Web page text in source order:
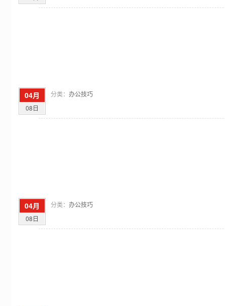
04月
08日
分类： 办公技巧
04月
08日
分类： 办公技巧